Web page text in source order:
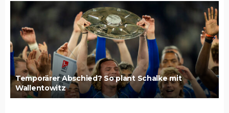
Temporärer Abschied? So plant Schalke mit
Wallentowitz